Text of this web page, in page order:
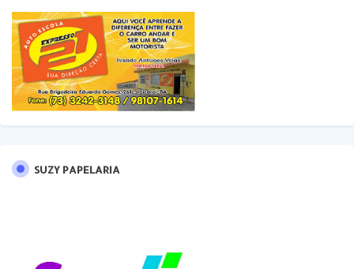
SUZY PAPELARIA